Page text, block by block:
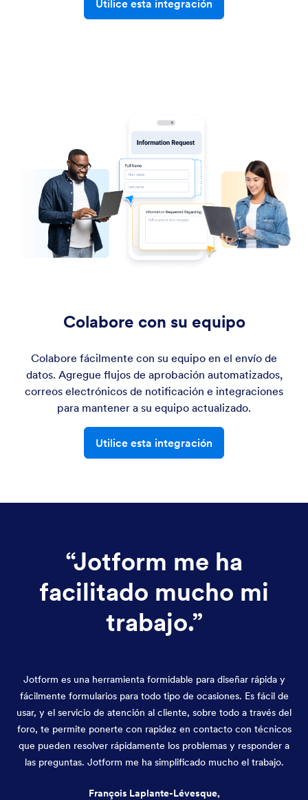
Utilice esta integración
Colabore con su equipo
Colabore fácilmente con su equipo en el envío de
datos. Agregue flujos de aprobación automatizados,
correos electrónicos de notificación e integraciones
para mantener a su equipo actualizado.
Utilice esta integración
“Jotform me ha
facilitado mucho mi
trabajo.”
Jotform es una herramienta formidable para diseñar rápida y
fácilmente formularios para todo tipo de ocasiones. Es fácil de
usar, y el servicio de atención al cliente, sobre todo a través del
foro, te permite ponerte con rapidez en contacto con técnicos
que pueden resolver rápidamente los problemas y responder a
las preguntas. Jotform me ha simplificado mucho el trabajo.
François Laplante-Lévesque,